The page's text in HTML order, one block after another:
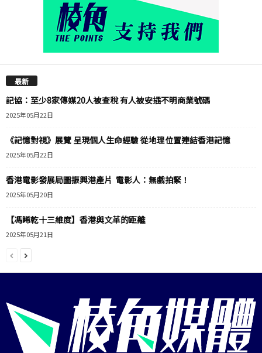
最新
記協：至少8家傳媒20人被查稅 有人被安插不明商業號碼
2025年05月22日
《記憶對視》展覽 呈現個人生命經驗 從地理位置連結香港記憶
2025年05月22日
香港電影發展局圖振興港產片 電影人：無戲拍緊！
2025年05月20日
【馮睎乾十三維度】香港與文革的距離
2025年05月21日